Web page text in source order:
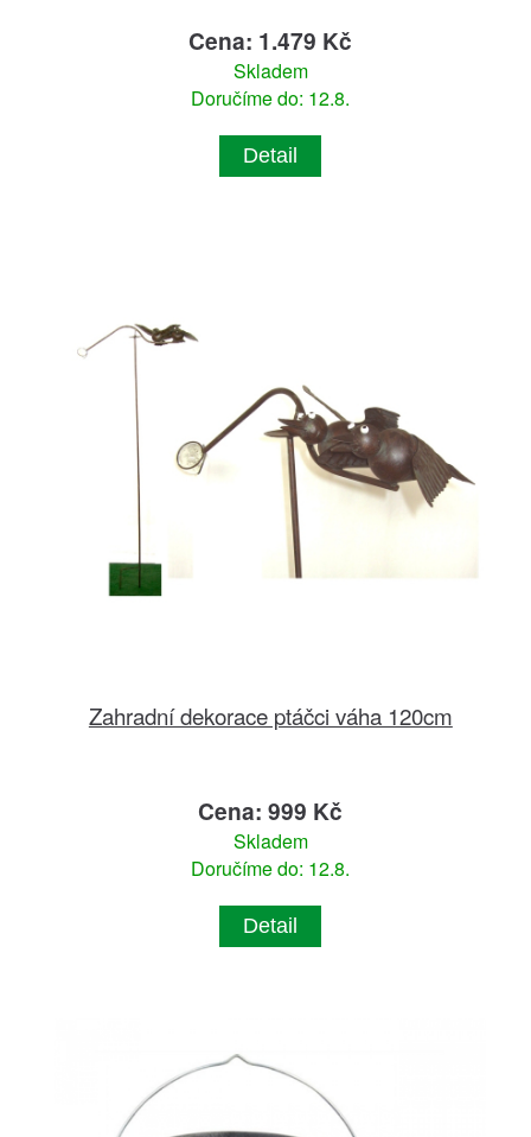
Cena: 1.479 Kč
Skladem
Doručíme do: 12.8.
Detail
Zahradní dekorace ptáčci váha 120cm
Cena: 999 Kč
Skladem
Doručíme do: 12.8.
Detail